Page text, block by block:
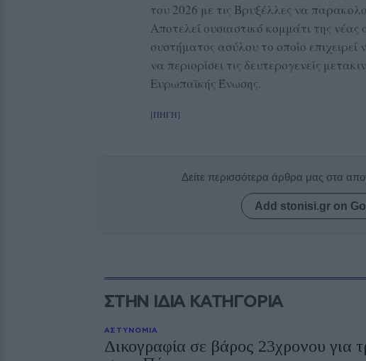
του 2026 με τις Βρυξέλλες να
Αποτελεί ουσιαστικό κομμάτι της
συστήματος ασύλου το οποίο επιχειρεί
να περιορίσει τις δευτερογενείς
Ευρωπαϊκής Ένωσης.
[ΠΗΓΗ]
Δείτε περισσότερα άρθρα μας στα
Add stonisi.gr on
ΣΤΗΝ ΙΔΙΑ ΚΑΤΗΓΟΡΙΑ
ΑΣΤΥΝΟΜΙΑ
Δικογραφία σε βάρος 23χρονου για